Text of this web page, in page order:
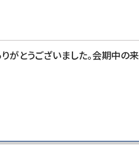
がとうございました。会期中の来